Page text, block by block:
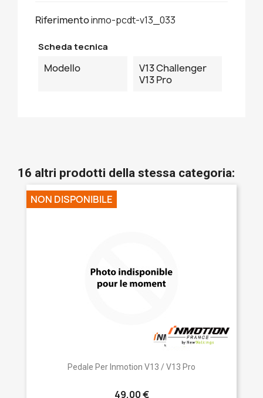
Riferimentoinmo-pcdt-v13_033
Scheda tecnica
Modello
V13 Challenger
V13 Pro
16 altri prodotti della stessa categoria:
Pedale Per Inmotion V13 / V13 Pro
49,00 €
NON DISPONIBILE